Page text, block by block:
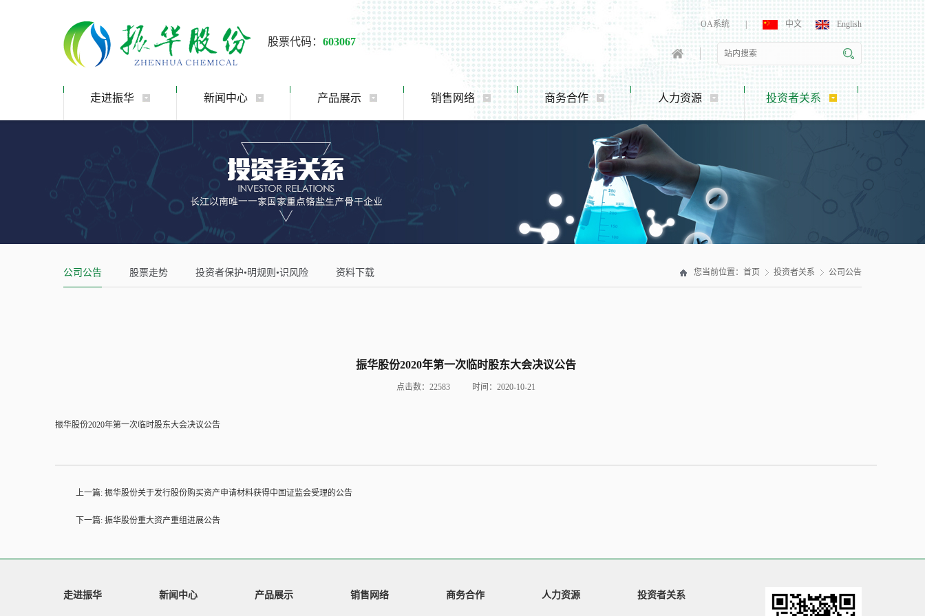
股票代码： 603067
OA系统 中文 English
走进振华 新闻中心 产品展示 销售网络 商务合作 人力资源 投资者关系
公司公告 股票走势 投资者保护•明规则•识风险 资料下载 您当前位置： 首页 投资者关系 公司公告
振华股份2020年第一次临时股东大会决议公告
点击数：22583 时间：2020-10-21
振华股份2020年第一次临时股东大会决议公告
上一篇: 振华股份关于发行股份购买资产申请材料获得中国证监会受理的公告
下一篇: 振华股份重大资产重组进展公告
走进振华 新闻中心 产品展示 销售网络 商务合作 人力资源 投资者关系